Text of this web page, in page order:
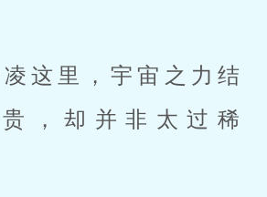
这里，宇宙之力结
，却并非太过稀